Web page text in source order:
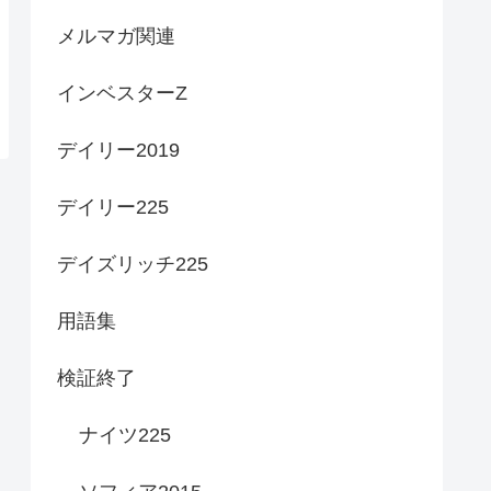
メルマガ関連
インベスターZ
デイリー2019
デイリー225
デイズリッチ225
用語集
検証終了
ナイツ225